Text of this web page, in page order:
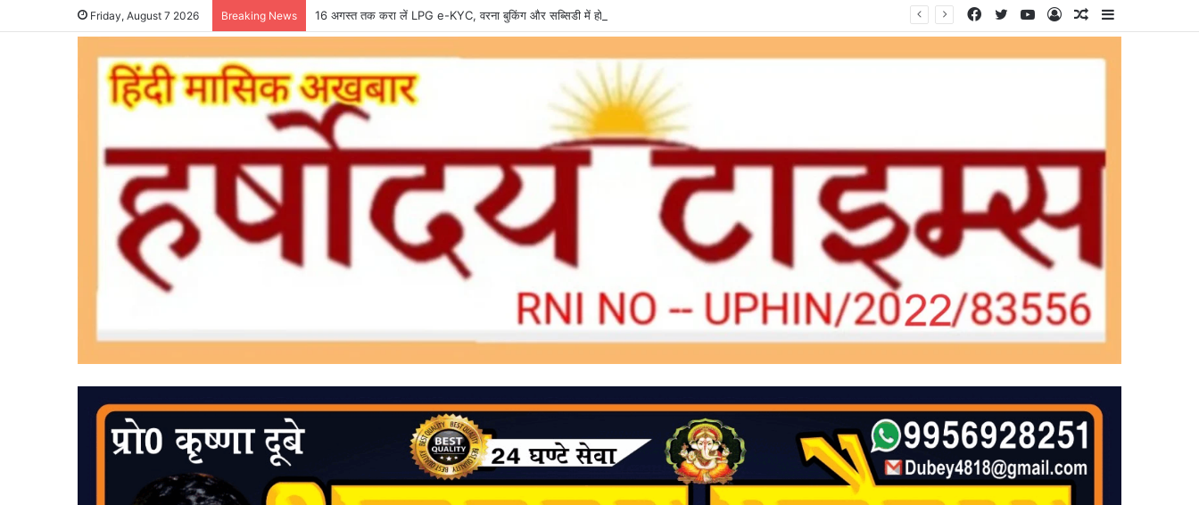
Friday, August 7 2026 Breaking News 16 अगस्त तक करा लें LPG e-KYC, वरना बुकिंग और सब्सिडी में हो सकती है दिक्कत Sidebar
Random
Log
YouTube
Twitter
Facebook